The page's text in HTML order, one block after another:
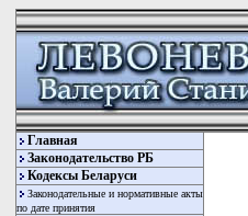
Главная
Законодательство РБ
Кодексы Беларуси
Законодательные и нормативные акты
по дате принятия